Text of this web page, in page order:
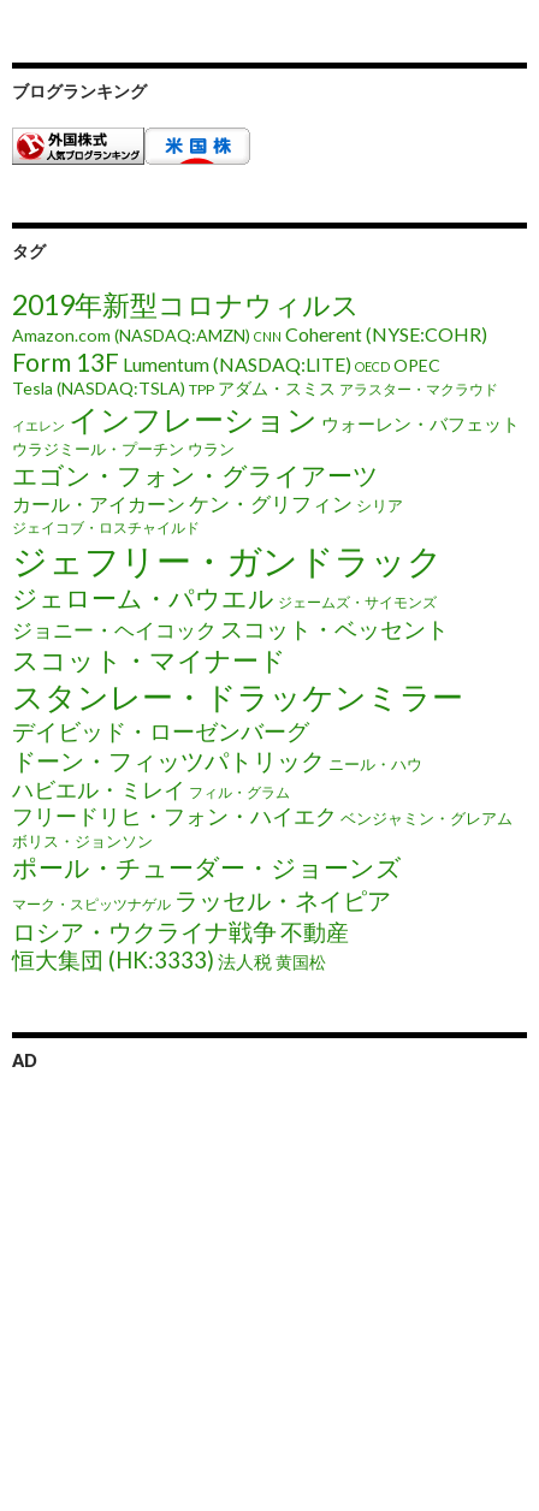
ブログランキング
タグ
2019年新型コロナウィルス
Amazon.com (NASDAQ:AMZN) CNN Coherent (NYSE:COHR)
Form 13F Lumentum (NASDAQ:LITE) OECD OPEC
Tesla (NASDAQ:TSLA) TPP アダム・スミス アラスター・マクラウド
イエレン インフレーション ウォーレン・バフェット
ウラジミール・プーチン ウラン
エゴン・フォン・グライアーツ
カール・アイカーン ケン・グリフィン シリア
ジェイコブ・ロスチャイルド
ジェフリー・ガンドラック
ジェローム・パウエル ジェームズ・サイモンズ
ジョニー・ヘイコック スコット・ベッセント
スコット・マイナード
スタンレー・ドラッケンミラー
デイビッド・ローゼンバーグ
ドーン・フィッツパトリック ニール・ハウ
ハビエル・ミレイ フィル・グラム
フリードリヒ・フォン・ハイエク ベンジャミン・グレアム
ボリス・ジョンソン
ポール・チューダー・ジョーンズ
マーク・スピッツナゲル ラッセル・ネイピア
ロシア・ウクライナ戦争不動産
恒大集団 (HK:3333) 法人税黄国松
AD